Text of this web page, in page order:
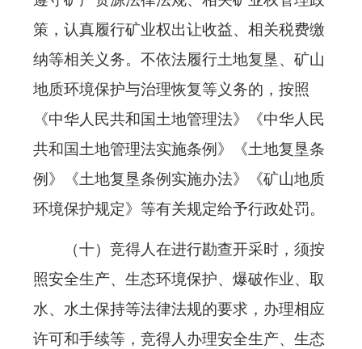
策，认真履行矿业权出让收益、相关税费缴
纳等相关义务。不依法履行土地复垦、矿山
地质环境保护与治理恢复等义务的，按照
《中华人民共和国土地管理法》《中华人民
共和国土地管理法实施条例》《土地复垦条
例》《土地复垦条例实施办法》《矿山地质
环境保护规定》等有关规定给予行政处罚。
（十）竞得人在进行勘查开采时，须按
照安全生产、生态环境保护、爆破作业、取
水、水土保持等法律法规的要求，办理相应
许可和手续等，竞得人办理安全生产、生态